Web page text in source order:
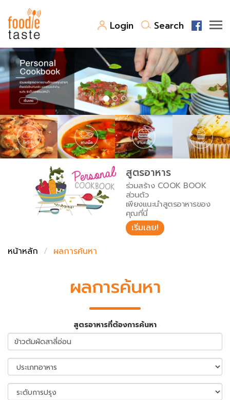
Login Search
สูตรอาหาร
สูตรอาหารล่าสุด
Top Foodie
พาไปชิม
สารพันก้นครัว
เคล็ดลับน่ารู้
เปรียบเทียบหน่วยการตวง
เปรียบเทียบอุณหภูมิ
เปรียบเทียบน้ำหนักวัตถุดิบ
FoodPedia
สร้าง Cookbook
สูตรอาหาร
ร่วมสร้าง COOK BOOK
ส่วนตัว
เพียงแนะนำสูตรอาหารของ
คุณที่นี่
เริ่มเลย!
หน้าหลัก
ผลการค้นหา
ผลการค้นหา
สูตรอาหารที่ต้องการค้นหา